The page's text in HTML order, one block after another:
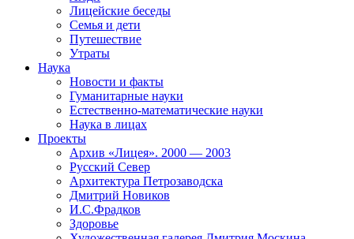
Лицейские беседы
Семья и дети
Путешествие
Утраты
Наука
Новости и факты
Гуманитарные науки
Естественно-математические науки
Наука в лицах
Проекты
Архив «Лицея». 2000 — 2003
Русский Север
Архитектура Петрозаводска
Дмитрий Новиков
И.С.Фрадков
Здоровье